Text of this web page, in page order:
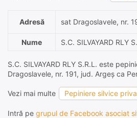
Adresă sat Dragoslavele, nr.
Nume S.C. SILVAYARD RLY
S.C. SILVAYARD RLY S.R.L. este
Dragoslavele, nr. 191, jud. Argeș ca
Vezi mai multe Pepiniere silvice
Intră pe grupul de Facebook asociat